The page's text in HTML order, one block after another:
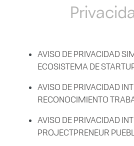
AVISO DE PRIVACIDAD
ECOSISTEMA DE
AVISO DE PRIVACIDAD
RECONOCIMIENTO
AVISO DE PRIVACIDAD
PROJECTPRENEUR